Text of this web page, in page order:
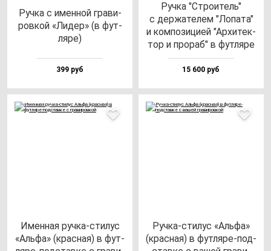
Руч­ка с имен­ной гра­ви­
ров­кой «Лидер» (в фут­
ля­ре)
399 руб
Руч­ка "Стро­итель"
с дер­жа­те­лем "Лопа­та"
и ком­по­зи­цией "Архи­тек­
тор и про­раб" в фут­ля­ре
15 600 руб
Имен­ная руч­ка-сти­лус
«Аль­фа» (крас­ная) в фут­
Руч­ка-сти­лус «Аль­фа»
(крас­ная) в фут­ля­ре-под­